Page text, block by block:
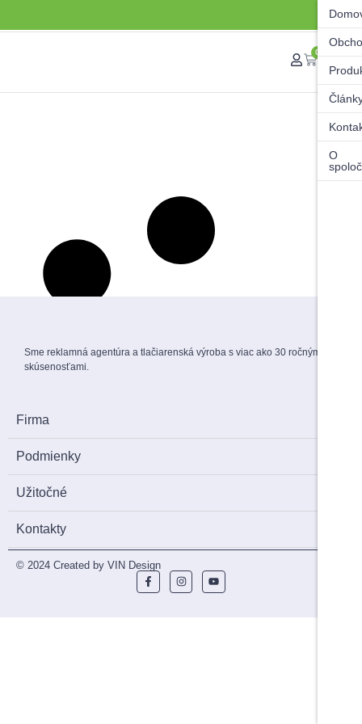
0
O
Sme reklamná agentúra a tlačiarenská výroba s viac ako 30 ročnými
skúsenosťami.
Firma
Podmienky
Užitočné
Kontakty
© 2024 Created by VIN Design